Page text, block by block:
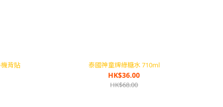
背貼 泰國神童牌綠糖水 710ml
HK$36.00
HK$68.00